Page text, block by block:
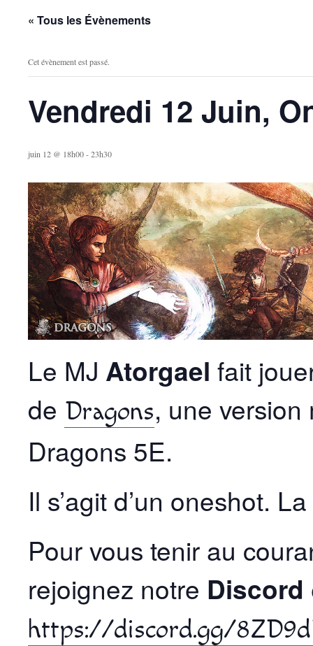
« Tous les Évènements
Cet évènement est passé.
Vendredi 12 Juin,
juin 12 @ 18h00-23h30
Le MJ Atorgael fait
de Dragons, une
Dragons 5E.
Il s’agit d’un oneshot.
Pour vous tenir au
rejoignez notre Discord
https://discord.gg/